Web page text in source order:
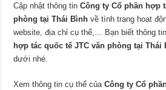
Cập nhật thông tinCông ty Cổ phần hợp
phòng tại Thái Bình về tình trạng hoạt
website, địa chỉ cụ thể,… Bạn biết thông
hợp tác quốc tế JTC văn phòng tại Thái
dưới nhé.
Xem thông tin cụ thể củaCông ty Cổ